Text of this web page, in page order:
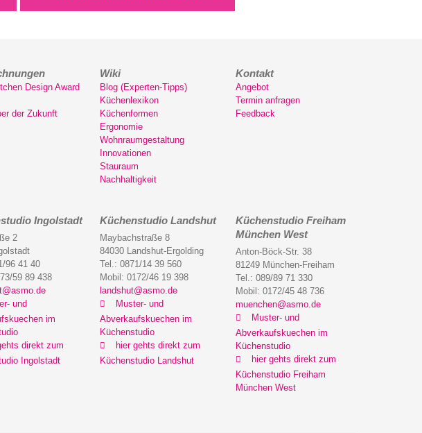
Design Award
der Zukunft
Wiki
Blog (Experten-Tipps)
Küchenlexikon
Küchenformen
Ergonomie
Wohnraumgestaltung
Innovationen
Stauraum
Nachhaltigkeit
Kontakt
Angebot
Termin anfragen
Feedback
Ingolstadt
2
96 41 40
59 89 438
und
im
direkt zum
Ingolstadt
Küchenstudio Landshut
Maybachstraße 8
84030 Landshut-Ergolding
Tel.: 0871/14 39 560
Mobil: 0172/46 19 398
landshut@asmo.de
Muster- und
Abverkaufskuechen im
Küchenstudio
hier gehts direkt zum
Küchenstudio Landshut
Küchenstudio Freiham
München West
Anton-Böck-Str. 38
81249 München-Freiham
Tel.: 089/89 71 330
Mobil: 0172/45 48 736
muenchen@asmo.de
Muster- und
Abverkaufskuechen im
Küchenstudio
hier gehts direkt zum
Küchenstudio Freiham
München West